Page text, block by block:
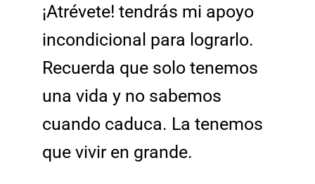
¡Atrévete! tendrás mi apoyo
incondicional para lograrlo.
Recuerda que solo tenemos
una vida y no sabemos
cuando caduca. La tenemos
que vivir en grande.